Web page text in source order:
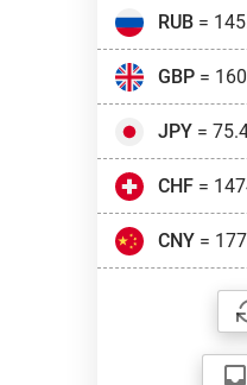
RUB=
GBP=
JPY=
CHF=
CNY=